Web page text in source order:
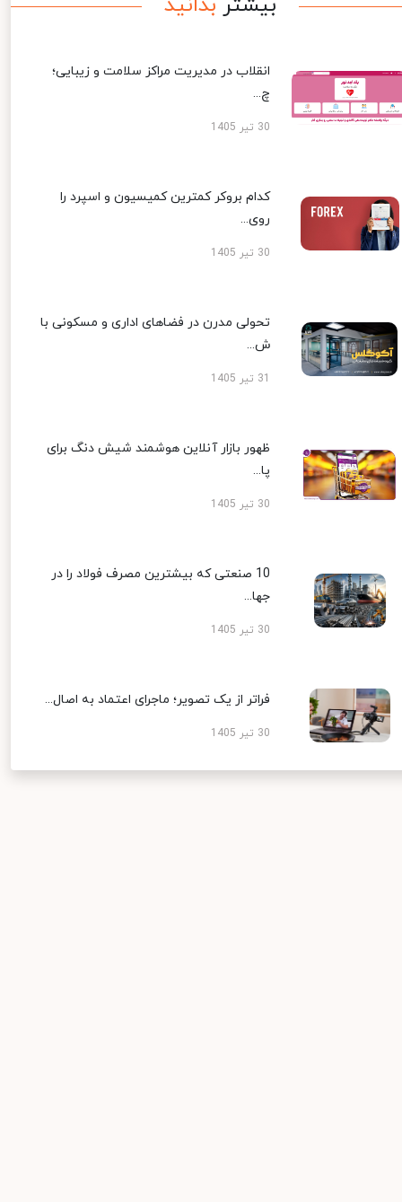
انقلاب در مدیریت مراکز سلامت و زیبایی؛
چ...
30 تیر 1405
کدام بروکر کمترین کمیسیون و اسپرد را
روی...
30 تیر 1405
تحولی مدرن در فضاهای اداری و مسکونی با
ش...
ظهور بازار آنلاین هوشمند شیش دنگ برای
پا...
30 تیر 1405
10 صنعتی که بیشترین مصرف فولاد را در
جها...
30 تیر 1405
فراتر از یک تصویر؛ ماجرای اعتماد به اصال...
30 تیر 1405